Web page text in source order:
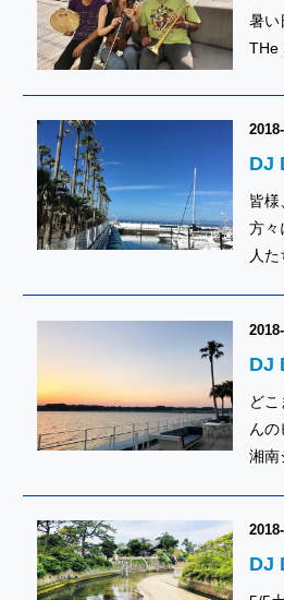
暑い
THe
DJ
皆様
方々
人
DJ
ど
ん
湘
DJ